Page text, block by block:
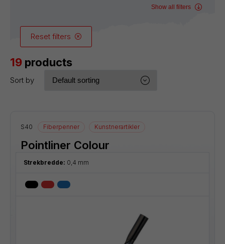
Show all filters
Reset filters
19 products
Sort by
S40 Fiberpenner Kunstnerartikler
Pointliner Colour
Strekbredde: 0,4 mm